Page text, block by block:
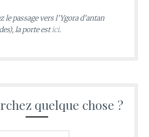
le passage vers l’Ygora d’antan
la porte estici.
quelque chose ?